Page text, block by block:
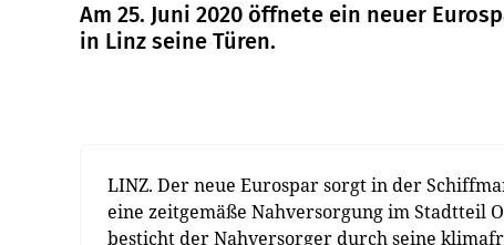
Am 25. Juni 2020 öffnete ein neuer
in Linz seine Türen.
LINZ. Der neue Eurospar sorgt in der
eine zeitgemäße Nahversorgung im Stadtteil
besticht der Nahversorger durch seine